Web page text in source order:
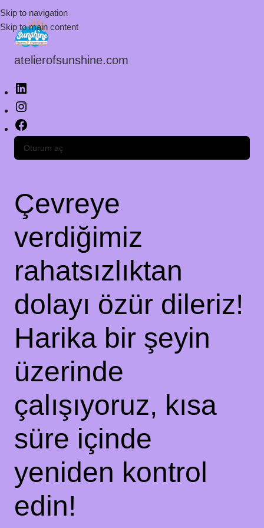
Skip to navigation
Skip to main content
atelierofsunshine.com
Oturum aç
Çevreye
verdiğimiz
rahatsızlıktan
dolayı özür dileriz!
Harika bir şeyin
üzerinde
çalışıyoruz, kısa
süre içinde
yeniden kontrol
edin!